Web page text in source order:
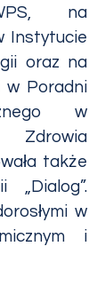
na
Instytucie
oraz na
w Poradni
w
Zdrowia
także
w
i